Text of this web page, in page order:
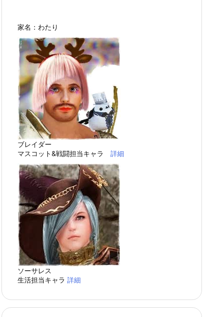
家名：わたり
ブレイダー
マスコット&戦闘担当キャラ 詳細
ソーサレス
生活担当キャラ 詳細